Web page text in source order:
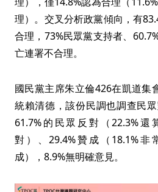
理）。交叉分析政黨傾向，有
合理，73%民眾黨支持者、
亡連署不合理。
國民黨主席朱立倫426在凱道集
統賴清德，該份民調也調查民
61.7%的民眾反對（22.3%還
對）、29.4%贊成（18.1%非
成），8.9%無明確意見。